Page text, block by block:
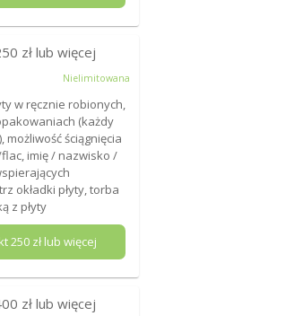
zł lub więcej
Nielimitowana
w ręcznie robionych,
(każdy
możliwość ściągnięcia
imię / nazwisko /
okładki płyty, torba
z płyty
250zł lub więcej
zł lub więcej